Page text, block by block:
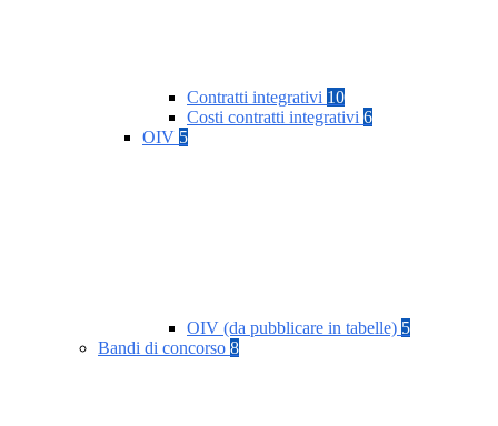
Contratti integrativi 10
Costi contratti integrativi 6
OIV 5
OIV (da pubblicare in tabelle) 5
Bandi di concorso 8